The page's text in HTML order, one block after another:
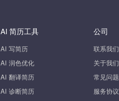
AI 简历工具
AI 写简历
AI 润色优化
AI 翻译简历
AI 诊断简历
公司
联系我们
关于我们
常见问题
服务协议